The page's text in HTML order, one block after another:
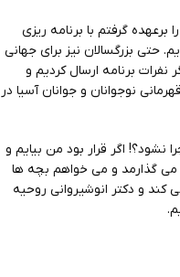
گرفتم با برنامه ریزی
حتی بزرگسالان نیز برای جهانی
برنامه ارسال کردیم و
نوزدهم اردیبهشت اردوها مجدد شروع می شود و حدود ۶ هفته تا قهرمانی نوجوانان و جوانان آسیا در
نشود؟! اگر قرار بود من بیایم و
گذارمد و می خواهم بچه ها
و دکتر انوشیروانی روحیه